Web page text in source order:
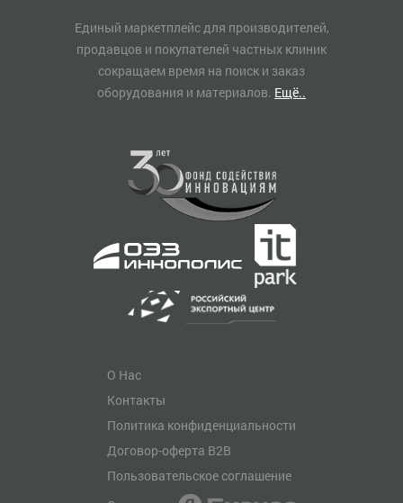
Единый маркетплейс для производителей,
продавцов и покупателей частных клиник
сокращаем время на поиск и заказ
оборудования и материалов. Ещё..
О Нас
Контакты
Политика конфиденциальности
Договор-оферта B2B
Пользовательское соглашение